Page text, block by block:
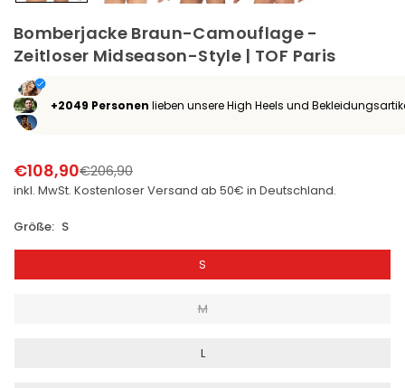
Bomberjacke Braun-Camouflage -
Zeitloser Midseason-Style | TOF Paris
+2049 Personen lieben unsere High Heels und
Normaler
Preis
€108,90€206,90
inkl. MwSt. KostenloserVersand ab 50€ in Deutschland.
Größe: S
S
M
L